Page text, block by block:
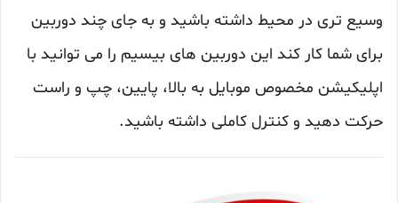
وسیع تری در محیط داشته باشید و به جای چند دوربین
برای شما کار کند این دوربین های بیسیم را می توانید با
اپلیکیشن مخصوص موبایل به بالا، پایین، چپ و راست
حرکت دهید و کنترل کاملی داشته باشید.